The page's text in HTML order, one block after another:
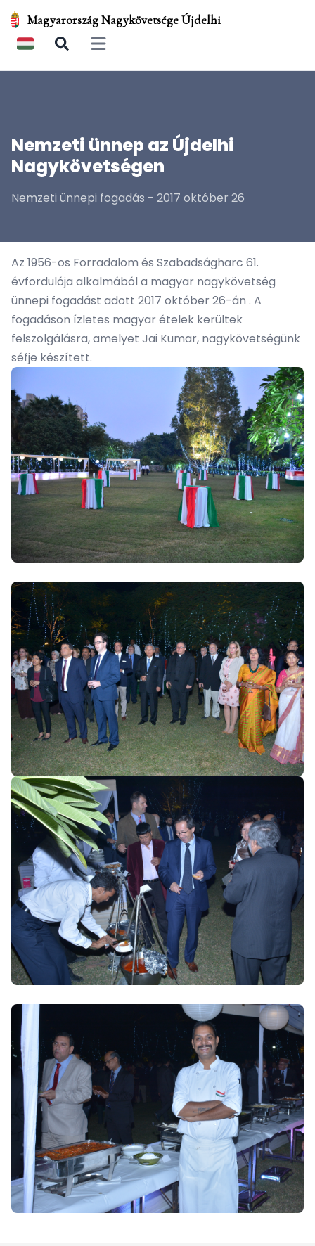
Magyarország Nagykövetsége Újdelhi
Open main menu
Nemzeti ünnep az Újdelhi
Nagykövetségen
Nemzeti ünnepi fogadás - 2017 október 26
Az 1956-os Forradalom és Szabadságharc 61.
évfordulója alkalmából a magyar nagykövetség
ünnepi fogadást adott 2017 október 26-án . A
fogadáson ízletes magyar ételek kerültek
felszolgálásra, amelyet Jai Kumar, nagykövetségünk
séfje készített.